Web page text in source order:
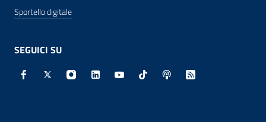
Sportello digitale
SEGUICI SU
Facebook - Sito esterno - Apertura in nuova finestra
X - Sito esterno - Apertura in nuova finestra
Instagram - Sito esterno - Apertura in
Linkedin - Sito esterno - Apertura in
Youtube - Sito esterno -
TikTok - Sito esterno -
Spreaker - Sito
Feed RSS -